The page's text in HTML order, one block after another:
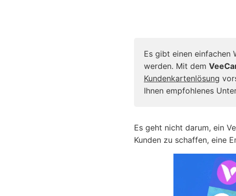
Es gibt einen einfachen
werden. Mit dem
Kundenkartenlösung
Ihnen empfohlenes
Es geht nicht darum, ein
Kunden zu schaffen, eine